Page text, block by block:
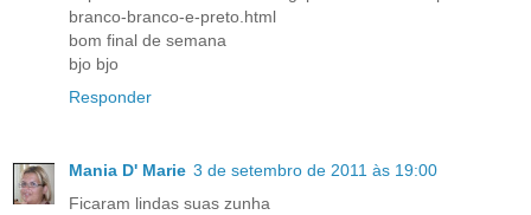
branco-branco-e-preto.html
bom final de semana
bjo bjo
Responder
Mania D' Marie 3 de setembro de 2011 às 19:00
Ficaram lindas suas zunha